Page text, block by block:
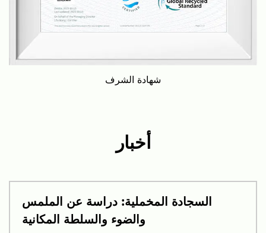
شهادة الشرف
أخبار
السجادة المخملية: دراسة عن الملمس
والضوء والسلطة المكانية